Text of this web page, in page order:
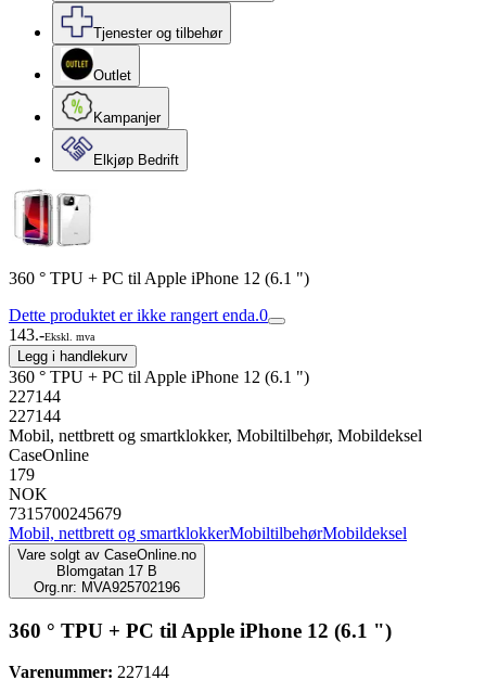
Tjenester og tilbehør
Outlet
Kampanjer
Elkjøp Bedrift
360 ° TPU + PC til Apple iPhone 12 (6.1 ")
Dette produktet er ikke rangert enda.0
143.-Ekskl. mva
Legg i handlekurv
360 ° TPU + PC til Apple iPhone 12 (6.1 ")
227144
227144
Mobil, nettbrett og smartklokker, Mobiltilbehør, Mobildeksel
CaseOnline
179
NOK
7315700245679
Mobil, nettbrett og smartklokkerMobiltilbehørMobildeksel
Vare solgt av CaseOnline.no
Blomgatan 17 B
Org.nr: MVA925702196
360 ° TPU + PC til Apple iPhone 12 (6.1 ")
Varenummer: 227144